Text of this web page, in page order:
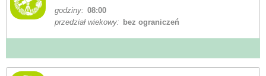
godziny: 08:00
przedział wiekowy:
bez ograniczeń